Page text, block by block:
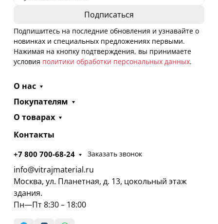
Подпишитесь на последние обновления и узнавайте о
новинках и специальных предложениях первыми.
Нажимая на кнопку подтверждения, вы принимаете
условия политики обработки персональных данных.
О нас
Покупателям
О товарах
Контакты
+7 800 700-68-24 Заказать звонок
info@vitrajmaterial.ru
Москва, ул. Планетная, д. 13, цокольный этаж
здания.
Пн—Пт 8:30 – 18:00